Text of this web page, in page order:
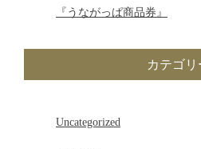
『うながっぱ商品券』
カテゴリ
Uncategorized